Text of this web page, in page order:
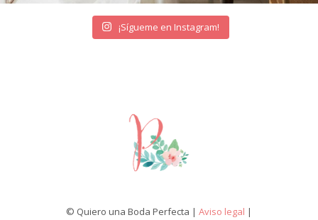
¡Sígueme en Instagram!
© Quiero una Boda Perfecta | Aviso legal |